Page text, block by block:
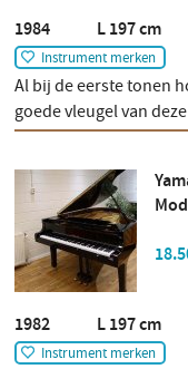
1984 L 197 cm
Instrument merken
Al bij de eerste tonen
goede vleugel van
1982 L 197 cm
Instrument merken